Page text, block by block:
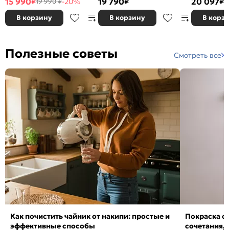
1400x2000, изголовье жесткое
В корзину В корзину
изголовье
В
Полезные советы Смотреть все
Как почистить чайник от накипи: простые и
эффективные способы
Покраска
сочетания,